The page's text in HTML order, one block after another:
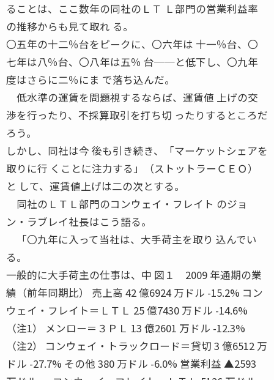
ることは、ここ数年の同社のＬＴ Ｌ部門の営業利益率
の推移からも見て取れ る。
〇五年の十二％台をピークに、〇六年は 十一％台、〇
七年は八％台、〇八年は五％ 台──と低下し、〇九年
度はさらに二％にま で落ち込んだ。
低水準の運賃を問題視するならば、運賃値 上げの交
渉を行ったり、不採算取引を打ち切 ったりするところだ
ろう。
しかし、同社は今 後も引き続き、「マーケットシェアを
取りに行 くことに注力する」（ストットラーＣＥＯ）
と して、運賃値上げは二の次とする。
同社のＬＴＬ部門のコンウェイ・フレイト のジョ
ン・ラブレイ社長はこう語る。
「〇九年に入って当社は、大手荷主を取り 込んでい
る。
一般的に大手荷主の仕事は、中 図１ 2009 年通期の業
績（前年同期比） 売上高 42 億6924 万ドル -15.2% コン
ウェイ・フレイト＝ＬＴＬ 25 億7430 万ドル -14.6%
（注1） メンロー＝３ＰＬ 13 億2601 万ドル -12.3%
（注2） コンウェイ・トラックロード＝貸切 3 億6512 万
ドル -27.7% その他 380 万ドル -6.0% 営業利益 ▲2593